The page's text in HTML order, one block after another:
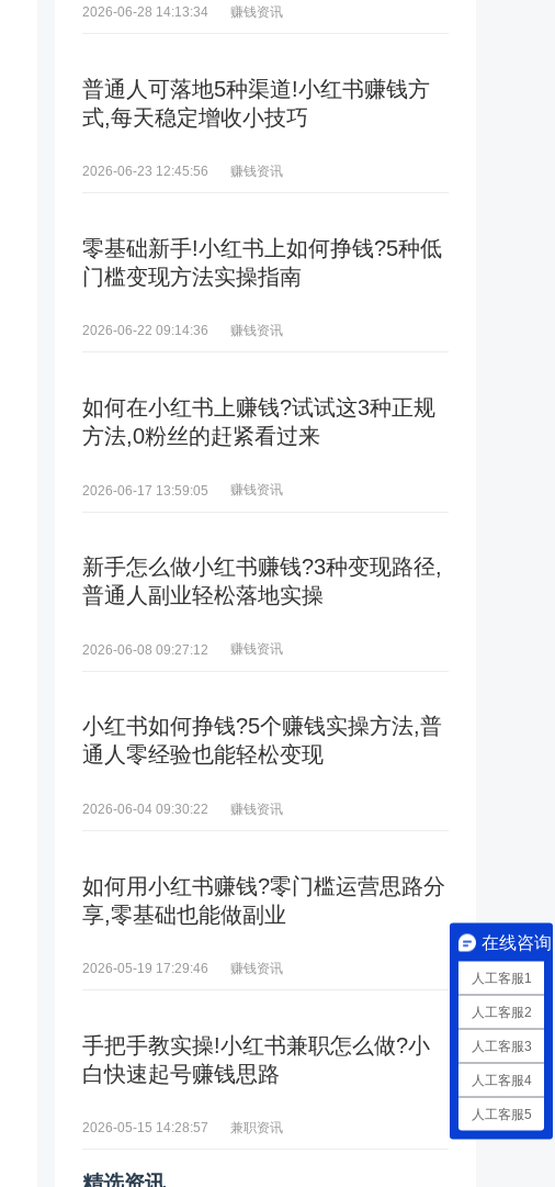
2026-06-28 14:13:34 赚钱资讯
普通人可落地5种渠道!小红书赚钱方
式,每天稳定增收小技巧
2026-06-23 12:45:56 赚钱资讯
零基础新手!小红书上如何挣钱?5种低
门槛变现方法实操指南
2026-06-22 09:14:36 赚钱资讯
如何在小红书上赚钱?试试这3种正规
方法,0粉丝的赶紧看过来
2026-06-17 13:59:05 赚钱资讯
新手怎么做小红书赚钱?3种变现路径,
普通人副业轻松落地实操
2026-06-08 09:27:12 赚钱资讯
小红书如何挣钱?5个赚钱实操方法,普
通人零经验也能轻松变现
2026-06-04 09:30:22 赚钱资讯
如何用小红书赚钱?零门槛运营思路分
享,零基础也能做副业
2026-05-19 17:29:46 赚钱资讯
手把手教实操!小红书兼职怎么做?小
白快速起号赚钱思路
2026-05-15 14:28:57 兼职资讯
在线咨询
人工客服1
人工客服2
人工客服3
人工客服4
人工客服5